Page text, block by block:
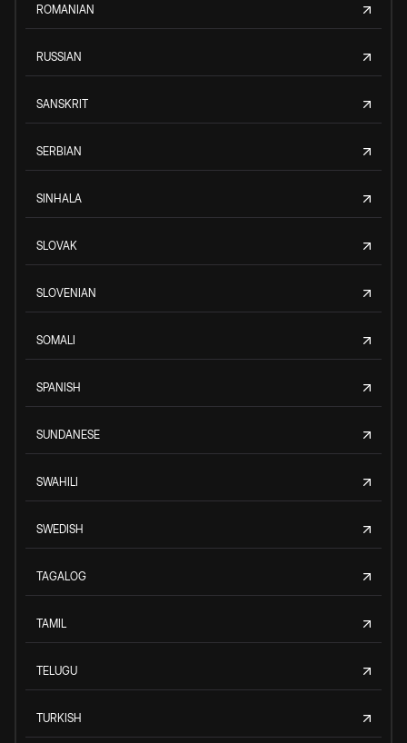
ROMANIAN
RUSSIAN
SANSKRIT
SERBIAN
SINHALA
SLOVAK
SLOVENIAN
SOMALI
SPANISH
SUNDANESE
SWAHILI
SWEDISH
TAGALOG
TAMIL
TELUGU
TURKISH